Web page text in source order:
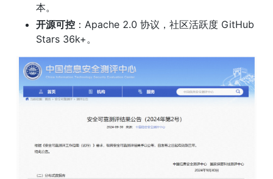
本。
开源可控 ：Apache 2.0 协议，社区活跃度 GitHub
Stars 36k+。